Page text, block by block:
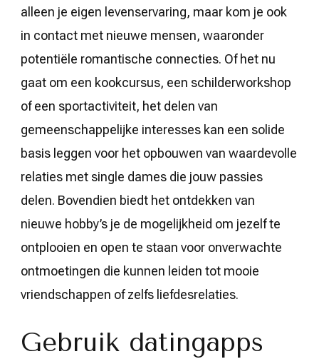
alleen je eigen levenservaring, maar kom je ook
in contact met nieuwe mensen, waaronder
potentiële romantische connecties. Of het nu
gaat om een kookcursus, een schilderworkshop
of een sportactiviteit, het delen van
gemeenschappelijke interesses kan een solide
basis leggen voor het opbouwen van waardevolle
relaties met single dames die jouw passies
delen. Bovendien biedt het ontdekken van
nieuwe hobby’s je de mogelijkheid om jezelf te
ontplooien en open te staan voor onverwachte
ontmoetingen die kunnen leiden tot mooie
vriendschappen of zelfs liefdesrelaties.
Gebruik datingapps